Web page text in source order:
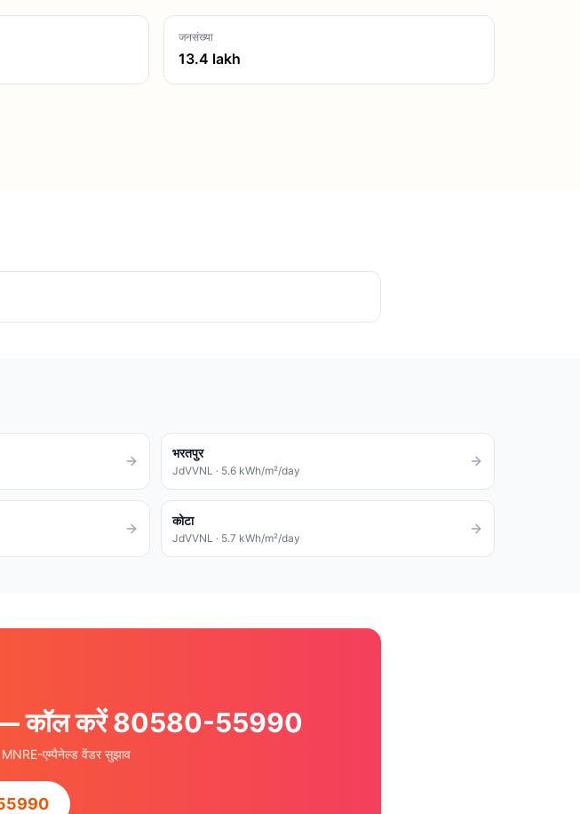
जनसंख्या
13.4 lakh
भरतपुर
JdVVNL · 5.6 kWh/m²/day
कोटा
JdVVNL · 5.7 kWh/m²/day
— कॉल करें 80580-55990
MNRE-एम्पैनेल्ड वेंडर सुझाव